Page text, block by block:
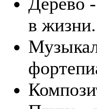
в жизни.